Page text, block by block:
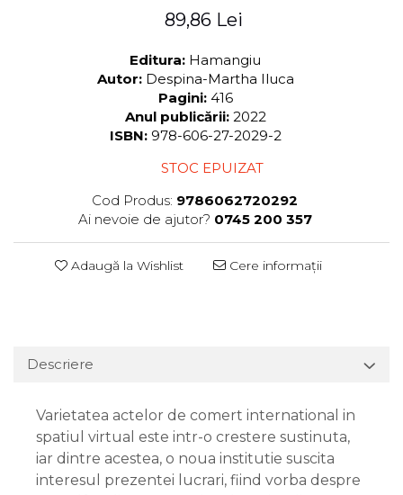
89,86 Lei
Editura: Hamangiu
Autor: Despina-Martha Iluca
Pagini: 416
Anul publicării: 2022
ISBN: 978-606-27-2029-2
STOC EPUIZAT
Cod Produs: 9786062720292
Ai nevoie de ajutor? 0745 200 357
Adaugă la Wishlist Cere informații
Descriere
Varietatea actelor de comert international in
spatiul virtual este intr-o crestere sustinuta,
iar dintre acestea, o noua institutie suscita
interesul prezentei lucrari, fiind vorba despre